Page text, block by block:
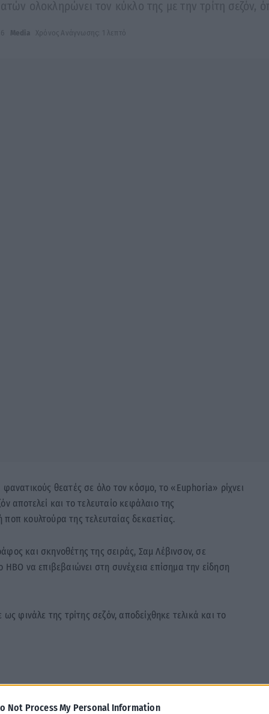
Not Process My Personal Information
ολοκληρώνει τον κύκλο της με την τρίτη σεζόν,
Media Χρόνος Ανάγνωσης: 1 λεπτό
θεατές σε όλο τον κόσμο, το «Euphoria» ρίχνει
αποτελεί και το τελευταίο κεφάλαιο της
κουλτούρα της τελευταίας δεκαετίας.
και σκηνοθέτης της σειράς, Σαμ Λέβινσον, σε
να επιβεβαιώνει στη συνέχεια επίσημα την είδηση
φινάλε της τρίτης σεζόν, αποδείχθηκε τελικά και το
was released today, and as it turns